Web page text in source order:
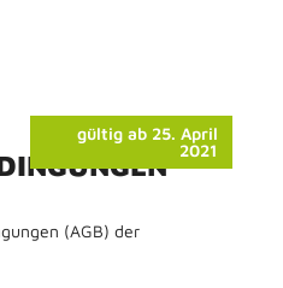
gültig ab 25. April
2021
(AGB) der